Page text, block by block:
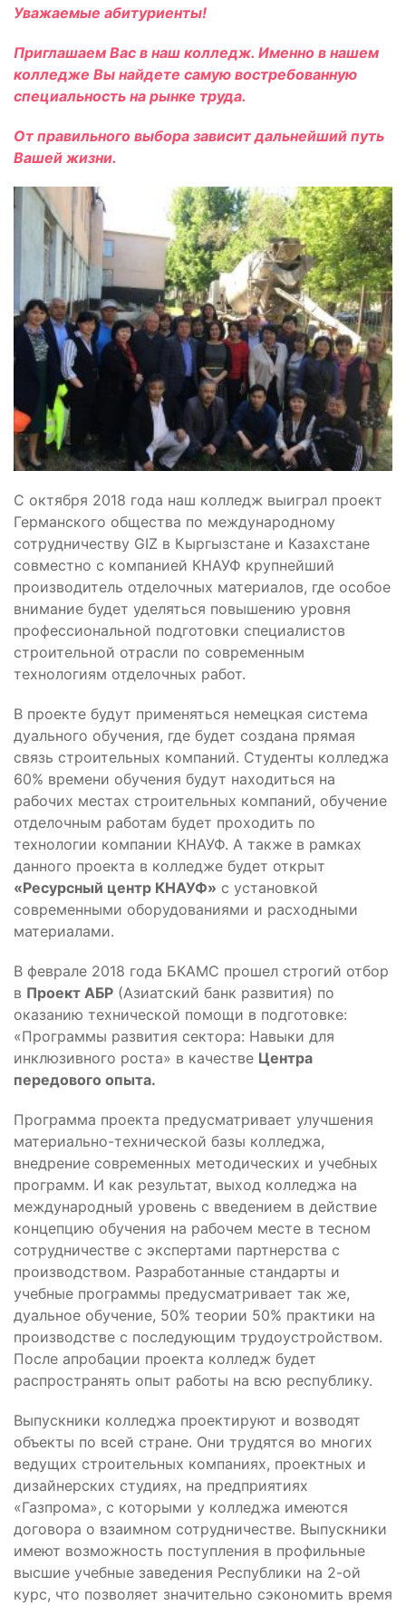
Уважаемые абитуриенты!
Приглашаем Вас в наш колледж. Именно в нашем
колледже Вы найдете самую востребованную
специальность на рынке труда.
От правильного выбора зависит дальнейший путь
Вашей жизни.
С октября 2018 года наш колледж выиграл проект
Германского общества по международному
сотрудничеству GIZ в Кыргызстане и Казахстане
совместно с компанией КНАУФ крупнейший
производитель отделочных материалов, где особое
внимание будет уделяться повышению уровня
профессиональной подготовки специалистов
строительной отрасли по современным
технологиям отделочных работ.
В проекте будут применяться немецкая система
дуального обучения, где будет создана прямая
связь строительных компаний. Студенты колледжа
60% времени обучения будут находиться на
рабочих местах строительных компаний, обучение
отделочным работам будет проходить по
технологии компании КНАУФ. А также в рамках
данного проекта в колледже будет открыт
«Ресурсный центр КНАУФ» с установкой
современными оборудованиями и расходными
материалами.
В феврале 2018 года БКАМС прошел строгий отбор
в Проект АБР (Азиатский банк развития) по
оказанию технической помощи в подготовке:
«Программы развития сектора: Навыки для
инклюзивного роста» в качестве Центра
передового опыта.
Программа проекта предусматривает улучшения
материально-технической базы колледжа,
внедрение современных методических и учебных
программ. И как результат, выход колледжа на
международный уровень с введением в действие
концепцию обучения на рабочем месте в тесном
сотрудничестве с экспертами партнерства с
производством. Разработанные стандарты и
учебные программы предусматривает так же,
дуальное обучение, 50% теории 50% практики на
производстве с последующим трудоустройством.
После апробации проекта колледж будет
распространять опыт работы на всю республику.
Выпускники колледжа проектируют и возводят
объекты по всей стране. Они трудятся во многих
ведущих строительных компаниях, проектных и
дизайнерских студиях, на предприятиях
«Газпрома», с которыми у колледжа имеются
договора о взаимном сотрудничестве. Выпускники
имеют возможность поступления в профильные
высшие учебные заведения Республики на 2-ой
курс, что позволяет значительно сэкономить время